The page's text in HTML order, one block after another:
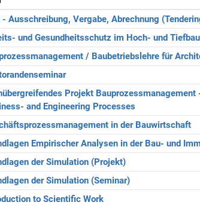
- Ausschreibung, Vergabe, Abrechnung
und Gesundheitsschutz im Hoch- und Tiefbau
/ Baubetriebslehre für
Projekt
and Engineering Processes
in der Bauwirtschaft
Empirischer Analysen in der Bau- und
der Simulation (Projekt)
der Simulation (Seminar)
to Scientific Work